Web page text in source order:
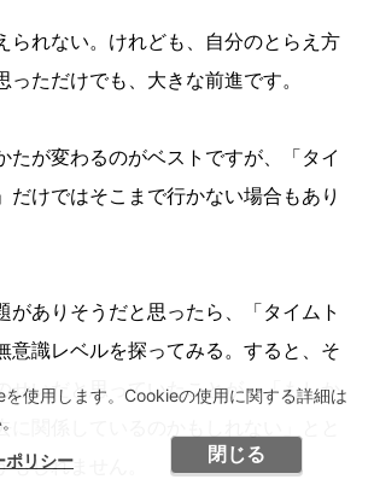
使用します。Cookieの使用に関する詳細は
ポリシー
閉じる
られない。けれども、自分のとらえ方
っただけでも、大きな前進です。
たが変わるのがベストですが、「タイ
だけではそこまで行かない場合もあり
がありそうだと思ったら、「タイムト
意識レベルを探ってみる。すると、そ
せいだと思っていたことが、「もしか
に関係しているのかもしれない」とと
もしれません。